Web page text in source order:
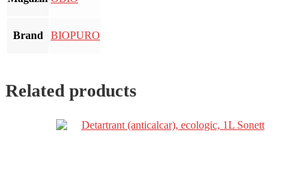
Brand BIOPURO
Related products